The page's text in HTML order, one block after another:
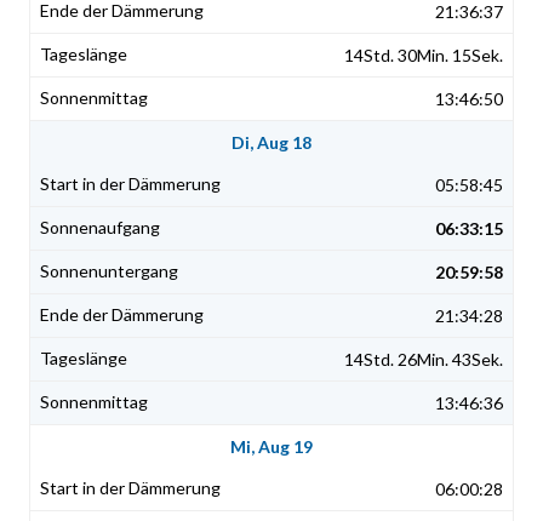
21:36:37
14Std. 30Min. 15Sek.
13:46:50
Di, Aug 18
05:58:45
06:33:15
20:59:58
21:34:28
14Std. 26Min. 43Sek.
13:46:36
Mi, Aug 19
06:00:28